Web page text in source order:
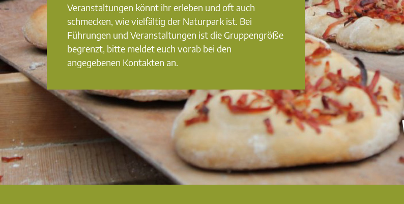
Veranstaltungen könnt ihr erleben und oft auch
schmecken, wie vielfältig der Naturpark ist. Bei
Führungen und Veranstaltungen ist die Gruppengröße
begrenzt, bitte meldet euch vorab bei den
angegebenen Kontakten an.